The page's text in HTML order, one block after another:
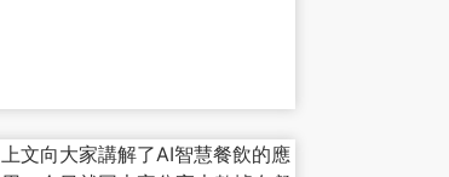
上文向大家講解了AI智慧餐飲的應